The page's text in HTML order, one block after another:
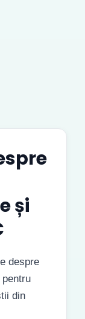
și
despre
din